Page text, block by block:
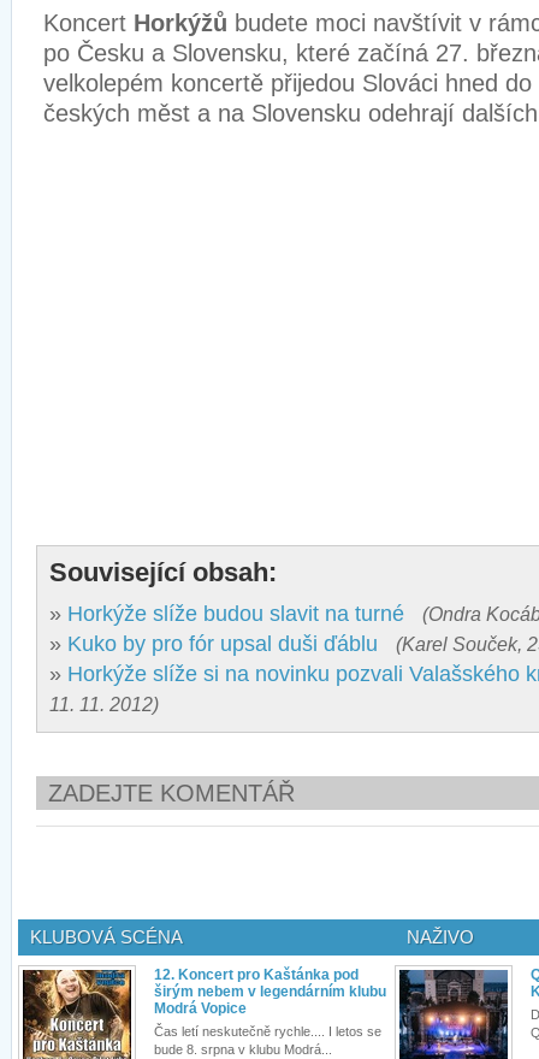
Koncert Horkýžů budete moci navštívit v
po Česku a Slovensku, které začíná 27.
velkolepém koncertě přijedou Slováci hned
českých měst a na Slovensku odehrají
Související obsah:
» Horkýže slíže budou slavit na turné (Ondra
» Kuko by pro fór upsal duši ďáblu (Karel Souček,
» Horkýže slíže si na novinku pozvali Valašského
11. 11. 2012)
ZADEJTE KOMENTÁŘ
KLUBOVÁ SCÉNA
12. Koncert pro Kaštánka pod
širým nebem v legendárním klubu
Modrá Vopice
Čas letí neskutečně rychle.... I letos se
bude 8. srpna v klubu Modrá...
NAŽIVO